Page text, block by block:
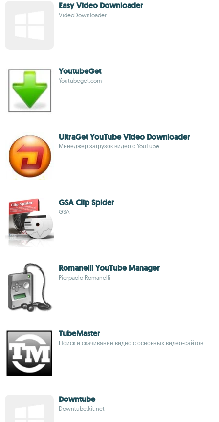
Easy Video Downloader
VideoDownloader
YoutubeGet
Youtubeget.com
UltraGet YouTube Video Downloader
Менеджер загрузок видео с YouTube
GSA Clip Spider
GSA
Romanelli YouTube Manager
Pierpaolo Romanelli
TubeMaster
Поиск и скачивание видео с основных видео-сайтов
Downtube
Downtube.kit.net